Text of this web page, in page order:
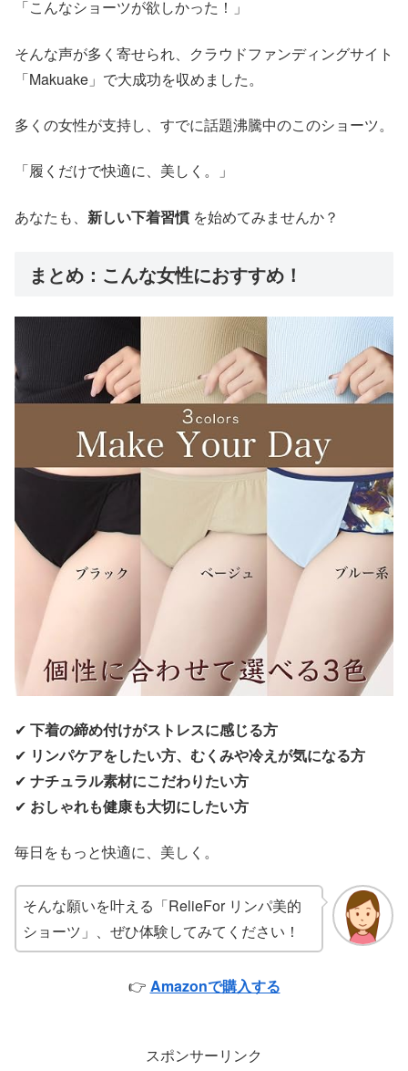
「こんなショーツが欲しかった！」
そんな声が多く寄せられ、クラウドファンディングサイト
「Makuake」で大成功を収めました。
多くの女性が支持し、すでに話題沸騰中のこのショーツ。
「履くだけで快適に、美しく。」
あなたも、 新しい下着習慣 を始めてみませんか？
まとめ：こんな女性におすすめ！
✔ 下着の締め付けがストレスに感じる方
✔ リンパケアをしたい方、むくみや冷えが気になる方
✔ ナチュラル素材にこだわりたい方
✔ おしゃれも健康も大切にしたい方
毎日をもっと快適に、美しく。
そんな願いを叶える「RelieFor リンパ美的
ショーツ」、ぜひ体験してみてください！
👉 Amazonで購入する
スポンサーリンク